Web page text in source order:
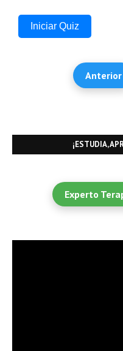
Iniciar Quiz
Anterior
¡ESTUDIA,
Experto